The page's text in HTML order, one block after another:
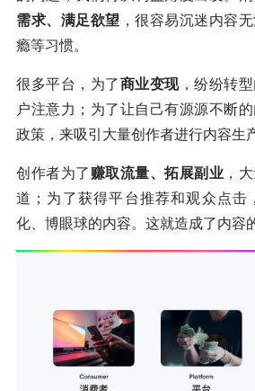
需求、满足欲望 ，很容易沉迷内容
瘾等习惯。
很多平台，为了商业变现，纷纷转
户注意力；为了让自己有源源不断
政策，来吸引大量创作者进行内容生
创作者为了 赚取流量、拓展副业 ，
道；为了获得平台推荐和观众点击
化、博眼球的内容。这就造成了内容